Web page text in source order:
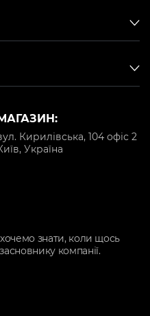
Кирилівська, 104 офіс 2
Україна
знати, коли щось
компанії.